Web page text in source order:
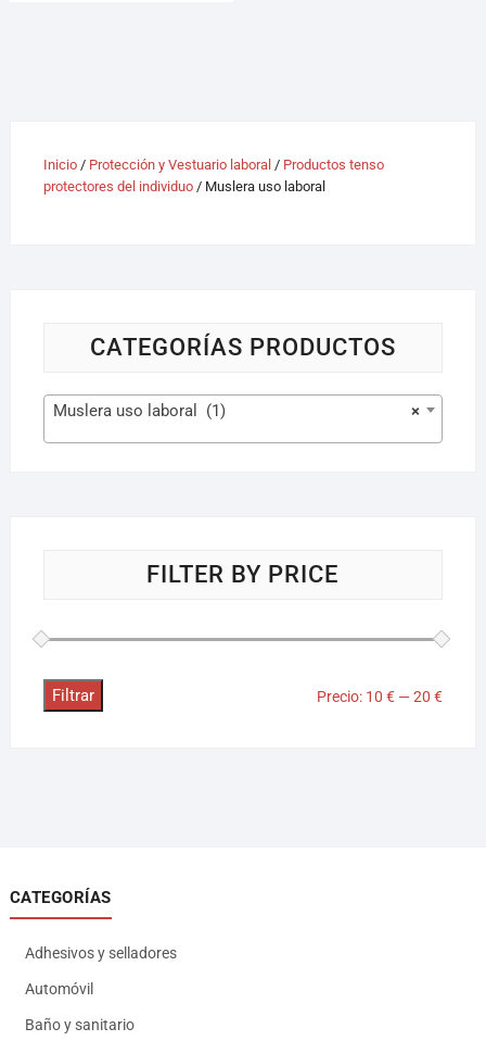
Inicio/ Protección y Vestuario laboral / Productos tenso
protectores del individuo/ Muslera uso laboral
CATEGORÍAS PRODUCTOS
×
Muslera uso laboral (1)
FILTER BY PRICE
Filtrar Precio: 10 € —20 €
CATEGORÍAS
Adhesivos y selladores
Automóvil
Baño y sanitario